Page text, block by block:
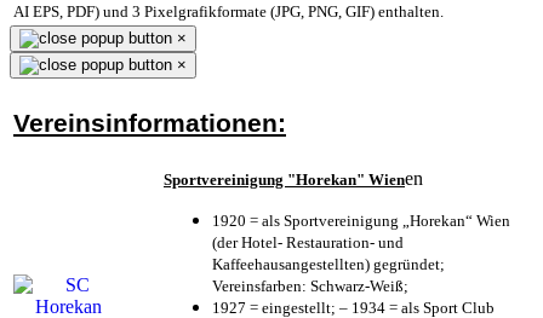
AI EPS, PDF) und 3 Pixelgrafikformate (JPG, PNG, GIF) enthalten.
×
×
Vereinsinformationen:
Sportvereinigung "Horekan" Wienen
1920 = als Sportvereinigung „Horekan“ Wien
(der Hotel- Restauration- und
Kaffeehausangestellten) gegründet;
Vereinsfarben: Schwarz-Weiß;
1927 = eingestellt; – 1934 = als Sport Club